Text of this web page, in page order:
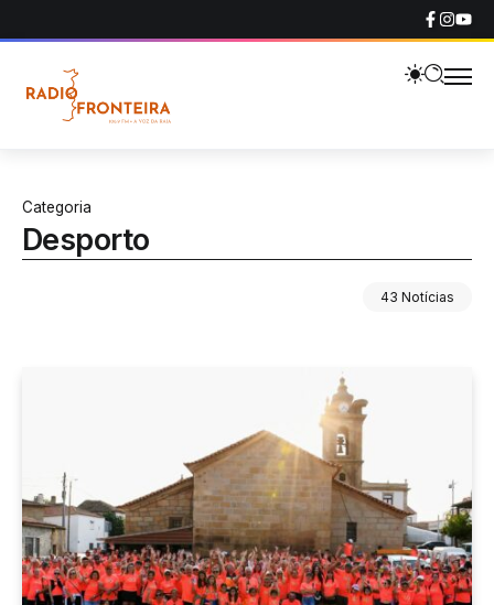
Categoria
Desporto
43 Notícias